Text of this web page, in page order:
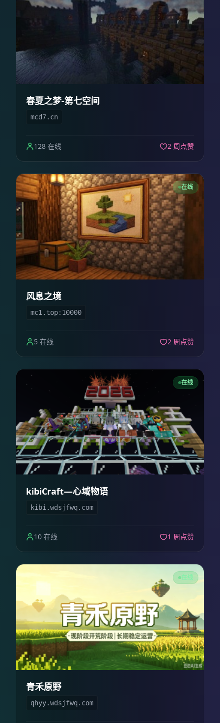
春夏之梦-第七空间
mcd7.cn
128 在线 2 周点赞
在线
风息之境
mc1.top:10000
5 在线 2 周点赞
在线
kibiCraft—心域物语
kibi.wdsjfwq.com
10 在线 1 周点赞
在线
青禾原野
qhyy.wdsjfwq.com